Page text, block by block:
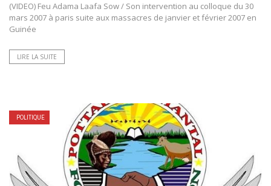
(VIDEO) Feu Adama Laafa Sow / Son intervention au colloque du 30
mars 2007 à paris suite aux massacres de janvier et février 2007 en
Guinée
LIRE LA SUITE
POLITIQUE